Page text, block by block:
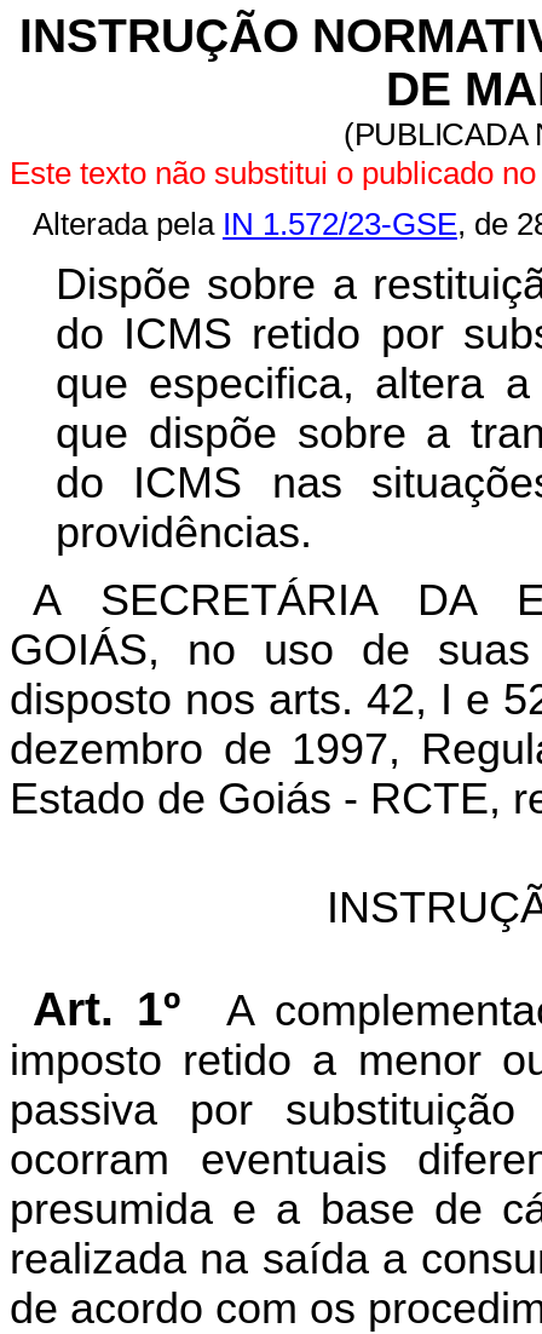
INSTRUÇÃO
DE
(PUBLICADA
Este texto não substitui o publicado
Alterada pela IN 1.572/23-GSE, de
Dispõe sobre a
do ICMS retido por
que especifica, altera
que dispõe sobre a
do ICMS nas
providências.
A SECRETÁRIA DA
GOIÁS, no uso de
disposto nos arts. 42, I e
dezembro de 1997,
Estado de Goiás - RCTE,
Art. 1º
A
imposto retido a menor
passiva por
ocorram eventuais
presumida e a base de
realizada na saída a
de acordo com os